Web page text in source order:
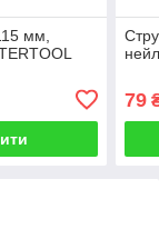
мм,
79